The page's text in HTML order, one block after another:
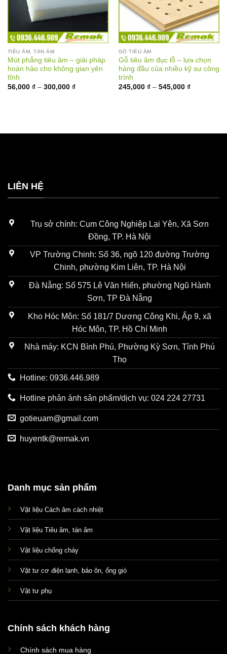
TIÊU ÂM, TÁN ÂM
Mút phẳng tiêu âm – giải pháp
hoàn hảo cho không gian yên
tĩnh
56,000 ₫ – 300,000 ₫Khoảng
GỖ TIÊU ÂM
Gỗ tiêu âm đục lỗ – lựa chọn
hàng đầu của nhiều kỹ sư công
trình
245,000 ₫ – 545,000 ₫Khoảng
LIÊN HỆ
Trụ sở chính: Cụm Công Nghiệp Lại Yên, Xã Sơn
Đồng, TP. Hà Nội
VP Trường Chinh: Số 36, ngõ 120 đường Trường
Chinh, phường Kim Liên, TP. Hà Nội
Đà Nẵng: Số 575 Lê Văn Hiến, phường Ngũ Hành
Sơn, TP Đà Nẵng
Kho Hóc Môn: Số 181/7 Dương Công Khi, Ấp 9, xã
Hóc Môn, TP. Hồ Chí Minh
Nhà máy: KCN Bình Phú, Phường Kỳ Sơn, Tỉnh Phú
Thọ
Hotline: 0936.446.989
Hotline phản ánh sản phẩm/dịch vụ: 024 224 27731
gotieuam@gmail.com
huyentk@remak.vn
Danh mục sản phẩm
Vật liệu Cách âm cách nhiệt
Vật liệu Tiêu âm, tán âm
Vật liệu chống cháy
Vật tư cơ điện lạnh, bảo ôn, ống gió
Vật tư phụ
Chính sách khách hàng
Chính sách mua hàng